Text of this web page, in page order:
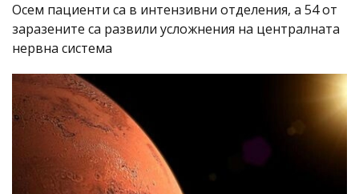
Осем пациенти са в интензивни отделения, а 54 от
заразените са развили усложнения на централната
нервна система